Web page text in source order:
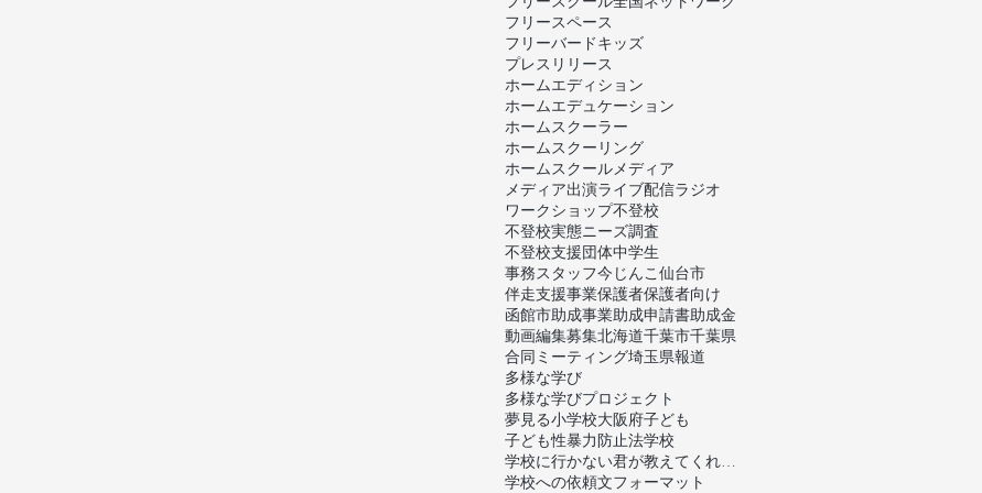
フリースペース
フリーバードキッズ
プレスリリース
ホームエディション
ホームエデュケーション
ホームスクーラー
ホームスクーリング
ホームスクールメディア
メディア出演ライブ配信ラジオ
ワークショップ不登校
不登校実態ニーズ調査
不登校支援団体中学生
事務スタッフ今じんこ仙台市
伴走支援事業保護者保護者向け
函館市助成事業助成申請書助成金
動画編集募集北海道千葉市千葉県
合同ミーティング埼玉県報道
多様な学び
多様な学びプロジェクト
夢見る小学校大阪府子ども
子ども性暴力防止法学校
学校に行かない君が教えてくれたこと
学校への依頼文フォーマット